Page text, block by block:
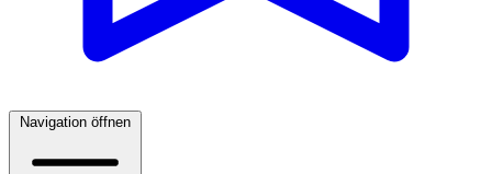
Navigation öffnen